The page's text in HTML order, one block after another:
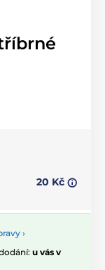
20 Kč
›
u vás v